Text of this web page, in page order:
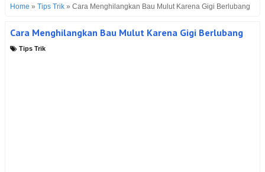
Home » Tips Trik » Cara Menghilangkan Bau Mulut Karena Gigi Berlubang
Cara Menghilangkan Bau Mulut Karena Gigi Berlubang
Tips Trik